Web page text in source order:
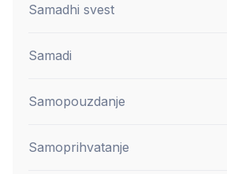
Samadhi svest
Samadi
Samopouzdanje
Samoprihvatanje